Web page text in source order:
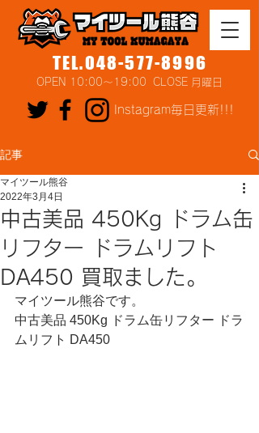
TEL.048-577-8996
OPEN 10:00～19:00 CLOSE 月曜日
Instagram毎日更新!!!
記事
中古美品 450Kg ドラム缶
リフター ドラムリフト
DA450 買取ました。
マイツール熊谷
2022年3月4日
マイツール熊谷です。
中古美品 450Kg ドラム缶リフター ドラ
ムリフト DA450